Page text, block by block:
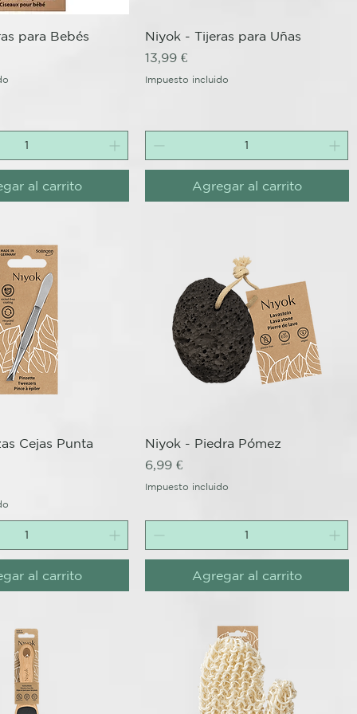
rápida
para Bebés
al carrito
Vista rápida
Niyok - Tijeras para Uñas
Precio
13,99 €
Impuesto incluido
Agregar al carrito
rápida
Cejas Punta
al carrito
Vista rápida
Niyok - Piedra Pómez
Precio
6,99 €
Impuesto incluido
Agregar al carrito